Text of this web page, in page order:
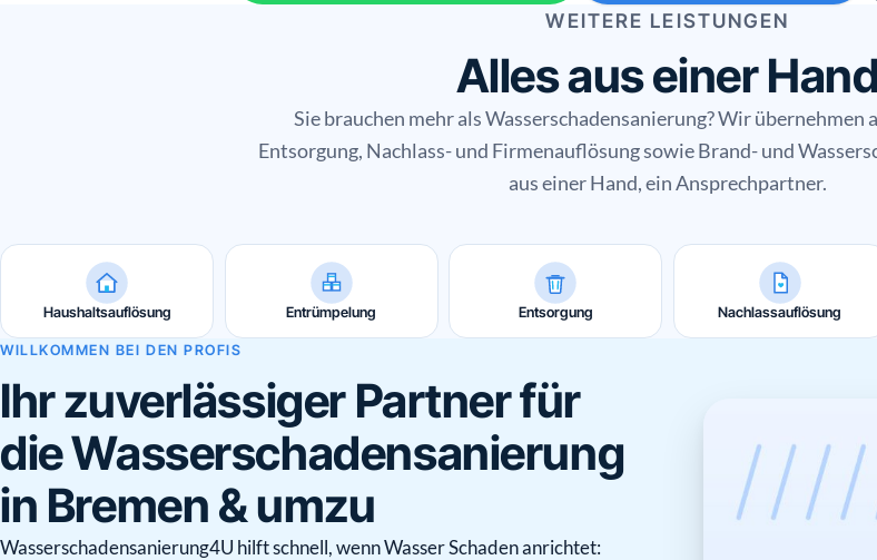
WEITERE LEISTUNGEN
Alles aus einer Hand
Sie brauchen mehr als Wasserschadensanierung? Wir übernehmen
Entsorgung, Nachlass- und Firmenauflösung sowie Brand- und
aus einer Hand, ein Ansprechpartner.
Haushaltsauflösung Entrümpelung Entsorgung Nachlassauflösung
WILLKOMMEN BEI DEN PROFIS
Ihr zuverlässiger Partner für
die Wasserschadensanierung
in Bremen & umzu
Wasserschadensanierung4U hilft schnell, wenn Wasser Schaden anrichtet: